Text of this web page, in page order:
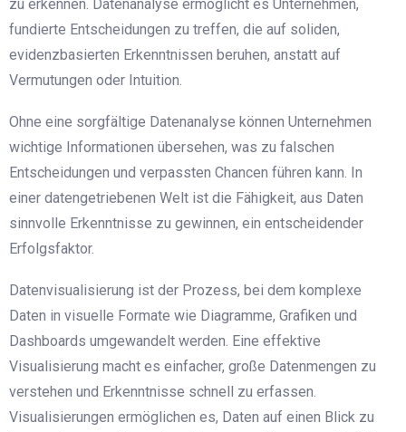
zu erkennen. Datenanalyse ermöglicht es Unternehmen,
fundierte Entscheidungen zu treffen, die auf soliden,
evidenzbasierten Erkenntnissen beruhen, anstatt auf
Vermutungen oder Intuition.
Ohne eine sorgfältige Datenanalyse können Unternehmen
wichtige Informationen übersehen, was zu falschen
Entscheidungen und verpassten Chancen führen kann. In
einer datengetriebenen Welt ist die Fähigkeit, aus Daten
sinnvolle Erkenntnisse zu gewinnen, ein entscheidender
Erfolgsfaktor.
Datenvisualisierung ist der Prozess, bei dem komplexe
Daten in visuelle Formate wie Diagramme, Grafiken und
Dashboards umgewandelt werden. Eine effektive
Visualisierung macht es einfacher, große Datenmengen zu
verstehen und Erkenntnisse schnell zu erfassen.
Visualisierungen ermöglichen es, Daten auf einen Blick zu